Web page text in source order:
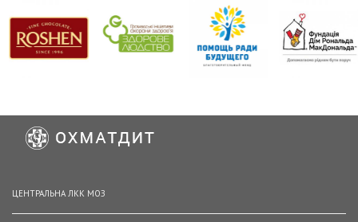
ЦЕНТРАЛЬНА ЛКК МОЗ